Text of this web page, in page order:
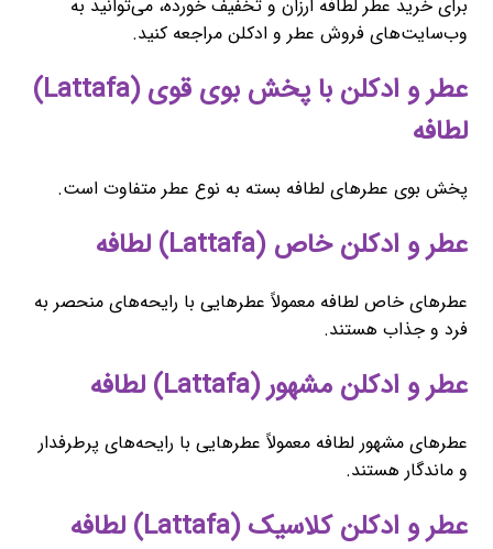
برای خرید عطر لطافه ارزان و تخفیف خورده، می‌توانید به
وب‌سایت‌های فروش عطر و ادکلن مراجعه کنید.
عطر و ادکلن با پخش بوی قوی (Lattafa)
لطافه
پخش بوی عطرهای لطافه بسته به نوع عطر متفاوت است.
عطر و ادکلن خاص (Lattafa) لطافه
عطرهای خاص لطافه معمولاً عطرهایی با رایحه‌های منحصر به
فرد و جذاب هستند.
عطر و ادکلن مشهور (Lattafa) لطافه
عطرهای مشهور لطافه معمولاً عطرهایی با رایحه‌های پرطرفدار
و ماندگار هستند.
عطر و ادکلن کلاسیک (Lattafa) لطافه